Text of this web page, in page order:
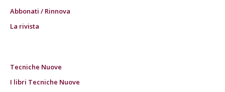
Abbonati / Rinnova
La rivista
Tecniche Nuove
I libri Tecniche Nuove